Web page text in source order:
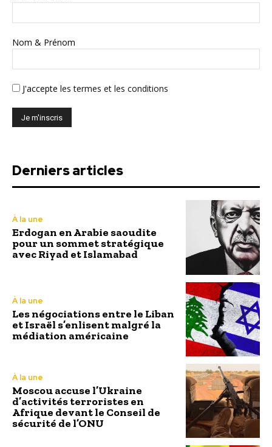
Nom & Prénom
J'accepte les termes et les conditions
Derniers articles
À la une
Erdogan en Arabie saoudite
pour un sommet stratégique
avec Riyad et Islamabad
À la une
Les négociations entre le Liban
et Israël s’enlisent malgré la
médiation américaine
À la une
Moscou accuse l’Ukraine
d’activités terroristes en
Afrique devant le Conseil de
sécurité de l’ONU